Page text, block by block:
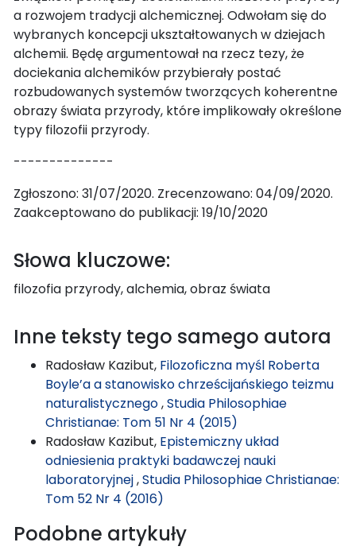
a rozwojem tradycji alchemicznej. Odwołam się do
wybranych koncepcji ukształtowanych w dziejach
alchemii. Będę argumentował na rzecz tezy, że
dociekania alchemików przybierały postać
rozbudowanych systemów tworzących koherentne
obrazy świata przyrody, które implikowały określone
typy filozofii przyrody.
--------------
Zgłoszono: 31/07/2020. Zrecenzowano: 04/09/2020.
Zaakceptowano do publikacji: 19/10/2020
Słowa kluczowe:
filozofia przyrody, alchemia, obraz świata
Inne teksty tego samego autora
Radosław Kazibut, Filozoficzna myśl Roberta
Boyle’a a stanowisko chrześcijańskiego teizmu
naturalistycznego,Studia Philosophiae
Christianae: Tom 51 Nr 4 (2015)
Radosław Kazibut, Epistemiczny układ
odniesienia praktyki badawczej nauki
laboratoryjnej,Studia Philosophiae Christianae:
Tom 52 Nr 4 (2016)
Podobne artykuły